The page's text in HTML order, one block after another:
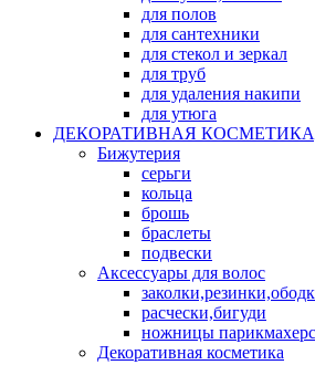
для полов
для сантехники
для стекол и зеркал
для труб
для удаления накипи
для утюга
ДЕКОРАТИВНАЯ
Бижутерия
серьги
кольца
брошь
браслеты
подвески
Аксессуары для волос
расчески,бигуди
ножницы
Декоративная косметика